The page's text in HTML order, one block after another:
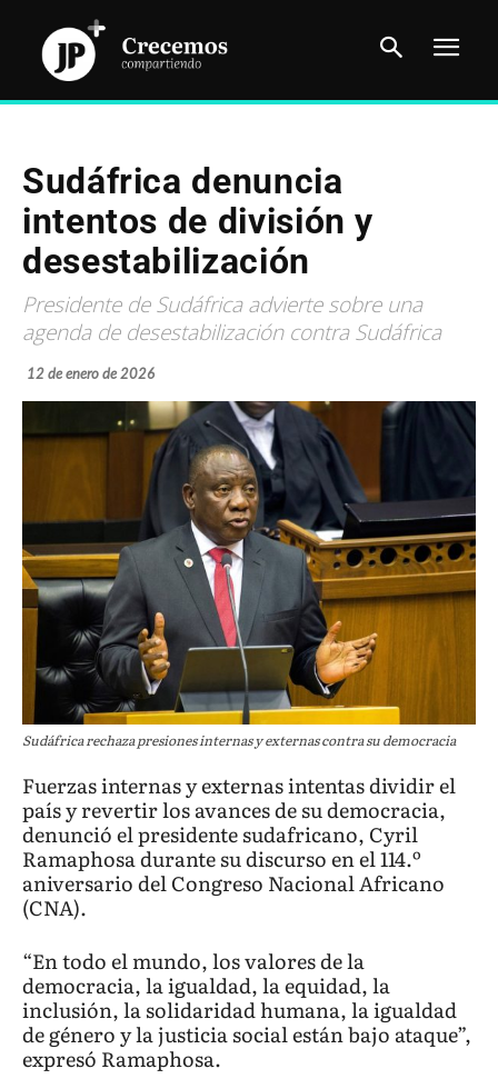
Sudáfrica denuncia
intentos de división y
desestabilización
Presidente de Sudáfrica advierte sobre una
agenda de desestabilización contra Sudáfrica
12 de enero de 2026
Sudáfrica rechaza presiones internas y externas contra su democracia
Fuerzas internas y externas intentas dividir el
país y revertir los avances de su democracia,
denunció el presidente sudafricano, Cyril
Ramaphosa durante su discurso en el 114.º
aniversario del Congreso Nacional Africano
(CNA).
“En todo el mundo, los valores de la
democracia, la igualdad, la equidad, la
inclusión, la solidaridad humana, la igualdad
de género y la justicia social están bajo ataque”,
expresó Ramaphosa.